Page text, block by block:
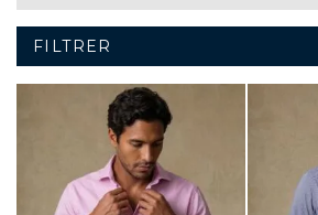
FILTRER